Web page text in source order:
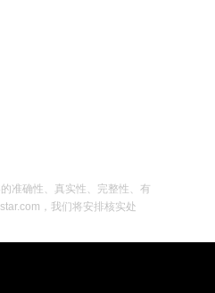
准确性、真实性、完整性、有
，我们将安排核实处